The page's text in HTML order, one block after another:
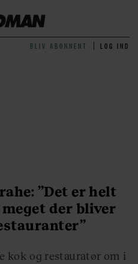
BLIV ABONNENT LOG IND
”Det er helt
der bliver
kok og restauratør om i